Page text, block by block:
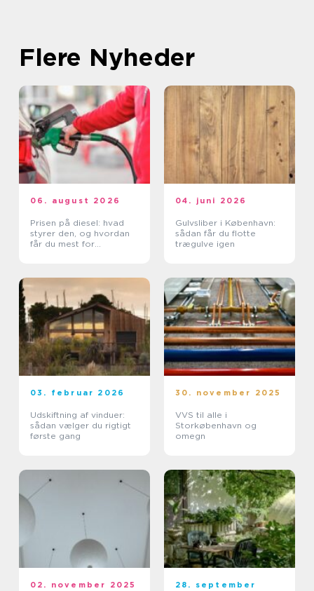
Flere Nyheder
06. august 2026
Prisen på diesel: hvad
styrer den, og hvordan
får du mest for
04. juni 2026
Gulvsliber i København:
sådan får du flotte
trægulve igen
03. februar 2026
Udskiftning af vinduer:
sådan vælger du rigtigt
første gang
30. november 2025
VVS til alle i
Storkøbenhavn og
omegn
02. november 2025
28. september